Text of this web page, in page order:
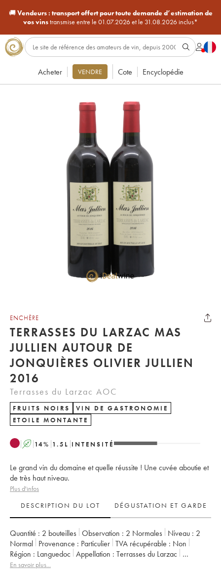
🚚Vendeurs : transport offert pour toute demande d’estimation de
vos vinstransmise entre le 01.07.2026 et le 31.08.2026 inclus*
Acheter VENDRE Cote Encyclopédie
ENCHÈRE
TERRASSES DU LARZAC MAS
JULLIEN AUTOUR DE
JONQUIÈRES OLIVIER JULLIEN
2016
Terrasses du Larzac AOC
FRUITS NOIRS
VIN DE GASTRONOMIE
ETOILE MONTANTE
A 14% 1.5 L INTENSITÉ
Le grand vin du domaine et quelle réussite ! Une cuvée aboutie et
de très haut niveau.
Plus d'infos
DESCRIPTION DU LOT
DÉGUSTATION ET GARDE
Quantité : 2 bouteilles Observation : 2 Normales Niveau : 2
Normal
Provenance : particulier TVA récupérable :
non
Région : Languedoc Appellation : Terrasses du Larzac
Propriétaire :
En savoir plus...